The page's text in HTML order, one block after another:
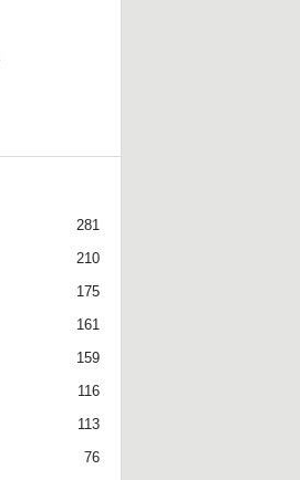
281
210
175
161
159
116
113
76